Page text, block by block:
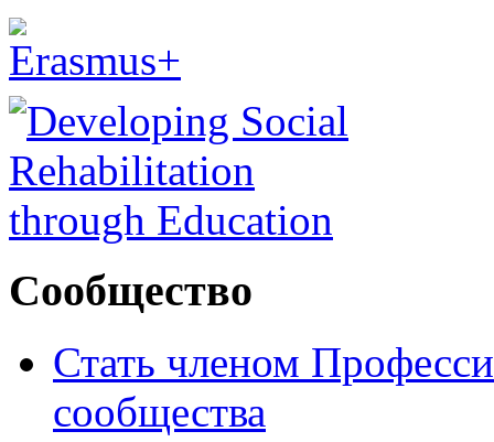
Сообщество
Стать членом
сообщества